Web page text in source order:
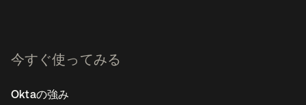
今すぐ使ってみる
Oktaの強み